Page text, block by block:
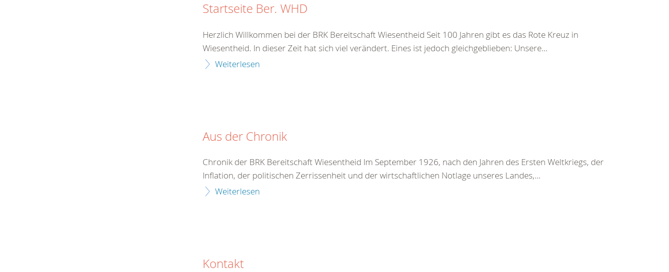
Startseite Ber. WHD
Herzlich Willkommen bei der BRK Bereitschaft Wiesentheid Seit 100 Jahren gibt es das Rote Kreuz in
Wiesentheid. In dieser Zeit hat sich viel verändert. Eines ist jedoch gleichgeblieben: Unsere...
Weiterlesen
Aus der Chronik
Chronik der BRK Bereitschaft Wiesentheid Im September 1926, nach den Jahren des Ersten Weltkriegs, der
Inflation, der politischen Zerrissenheit und der wirtschaftlichen Notlage unseres Landes,...
Weiterlesen
Kontakt